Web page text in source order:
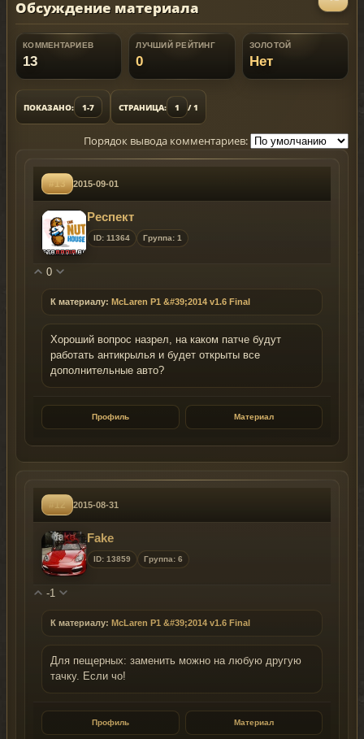
Обсуждение материала
КОММЕНТАРИЕВ
13
ЛУЧШИЙ РЕЙТИНГ
0
ЗОЛОТОЙ
Нет
ПОКАЗАНО: 1-7 СТРАНИЦА: 1 / 1
Порядок вывода комментариев:
#13 2015-09-01
Респект
ID: 11364 Группа: 1
0
К материалу: McLaren P1 &#39;2014 v1.6 Final
Хороший вопрос назрел, на каком патче будут
работать антикрылья и будет открыты все
дополнительные авто?
Профиль Материал
#12 2015-08-31
Fake
ID: 13859 Группа: 6
-1
К материалу: McLaren P1 &#39;2014 v1.6 Final
Для пещерных: заменить можно на любую другую
тачку. Если чо!
Профиль Материал